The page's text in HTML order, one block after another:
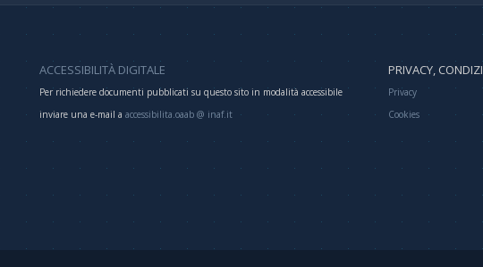
ACCESSIBILITÀ DIGITALE
Per richiedere documenti pubblicati su questo sito in modalità accessibile
inviare una e-mail a accessibilita.oaab @ inaf.it
PRIVACY,
Privacy
Cookies